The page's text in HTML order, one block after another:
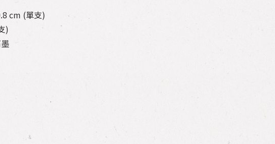
cm (單支)
)